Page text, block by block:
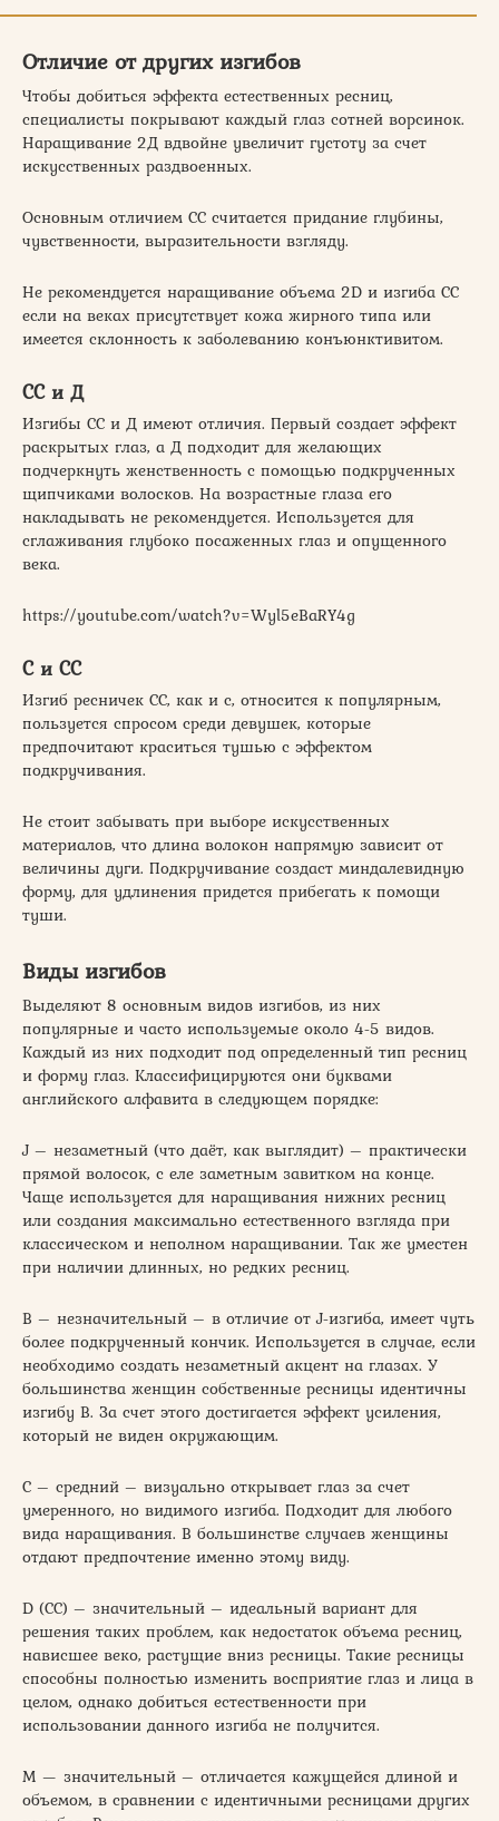
Отличие от других изгибов
Чтобы добиться эффекта естественных ресниц,
специалисты покрывают каждый глаз сотней ворсинок.
Наращивание 2Д вдвойне увеличит густоту за счет
искусственных раздвоенных.
Основным отличием СС считается придание глубины,
чувственности, выразительности взгляду.
Не рекомендуется наращивание объема 2D и изгиба СС
если на веках присутствует кожа жирного типа или
имеется склонность к заболеванию конъюнктивитом.
СС и Д
Изгибы СС и Д имеют отличия. Первый создает эффект
раскрытых глаз, а Д подходит для желающих
подчеркнуть женственность с помощью подкрученных
щипчиками волосков. На возрастные глаза его
накладывать не рекомендуется. Используется для
сглаживания глубоко посаженных глаз и опущенного
века.
https://youtube.com/watch?v=Wyl5eBaRY4g
С и СС
Изгиб ресничек СС, как и с, относится к популярным,
пользуется спросом среди девушек, которые
предпочитают краситься тушью с эффектом
подкручивания.
Не стоит забывать при выборе искусственных
материалов, что длина волокон напрямую зависит от
величины дуги. Подкручивание создаст миндалевидную
форму, для удлинения придется прибегать к помощи
туши.
Виды изгибов
Выделяют 8 основным видов изгибов, из них
популярные и часто используемые около 4-5 видов.
Каждый из них подходит под определенный тип ресниц
и форму глаз. Классифицируются они буквами
английского алфавита в следующем порядке:
J – незаметный (что даёт, как выглядит) – практически
прямой волосок, с еле заметным завитком на конце.
Чаще используется для наращивания нижних ресниц
или создания максимально естественного взгляда при
классическом и неполном наращивании. Так же уместен
при наличии длинных, но редких ресниц.
В – незначительный – в отличие от J-изгиба, имеет чуть
более подкрученный кончик. Используется в случае, если
необходимо создать незаметный акцент на глазах. У
большинства женщин собственные ресницы идентичны
изгибу В. За счет этого достигается эффект усиления,
который не виден окружающим.
С – средний – визуально открывает глаз за счет
умеренного, но видимого изгиба. Подходит для любого
вида наращивания. В большинстве случаев женщины
отдают предпочтение именно этому виду.
D (СС) – значительный – идеальный вариант для
решения таких проблем, как недостаток объема ресниц,
нависшее веко, растущие вниз ресницы. Такие ресницы
способны полностью изменить восприятие глаз и лица в
целом, однако добиться естественности при
использовании данного изгиба не получится.
М — значительный – отличается кажущейся длиной и
объемом, в сравнении с идентичными ресницами других